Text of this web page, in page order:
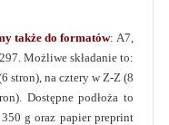
także do formatów: A7,
Możliwe składanie to:
stron), na cztery w Z-Z (8
Dostępne podłoża to
g oraz papier preprint